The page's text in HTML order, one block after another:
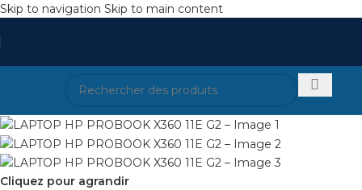
Skip to navigation Skip to main content
Cliquez pour agrandir